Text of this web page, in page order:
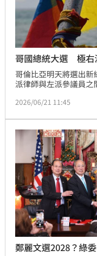
哥國總統大選 極右
哥倫比亞明天將選出
派律師與左派參議員
間的緊張關係。
2026/06/21 11:45
鄭麗文選2028？綠